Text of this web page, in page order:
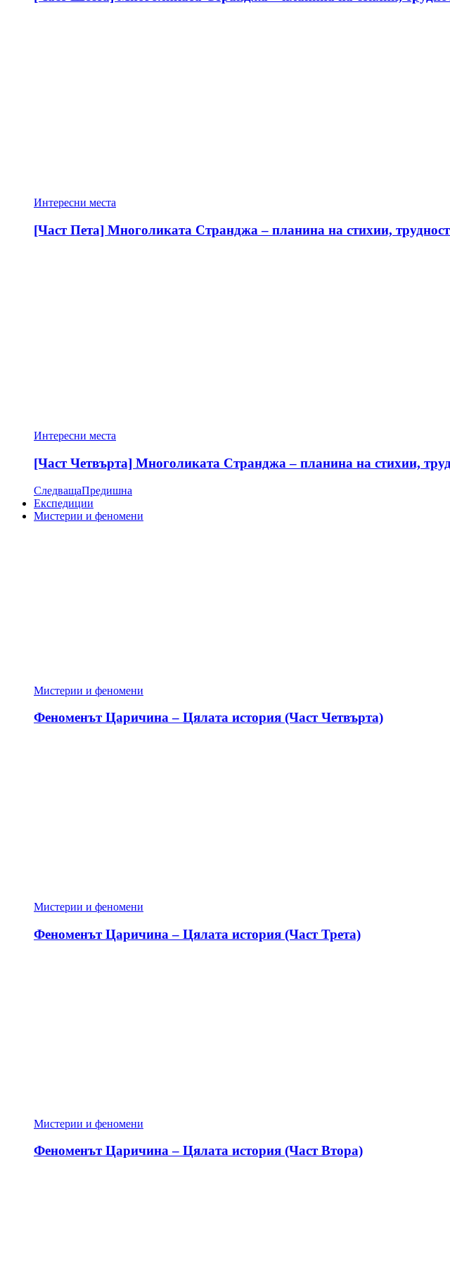
Интересни места
[Част Пета] Многоликата Странджа – планина на стихии,
Интересни места
[Част Четвърта] Многоликата Странджа – планина на стихии,
СледващаПредишна
Експедиции
Мистерии и феномени
Мистерии и феномени
Феноменът Царичина – Цялата история (Част Четвърта)
Мистерии и феномени
Феноменът Царичина – Цялата история (Част Трета)
Мистерии и феномени
Феноменът Царичина – Цялата история (Част Втора)